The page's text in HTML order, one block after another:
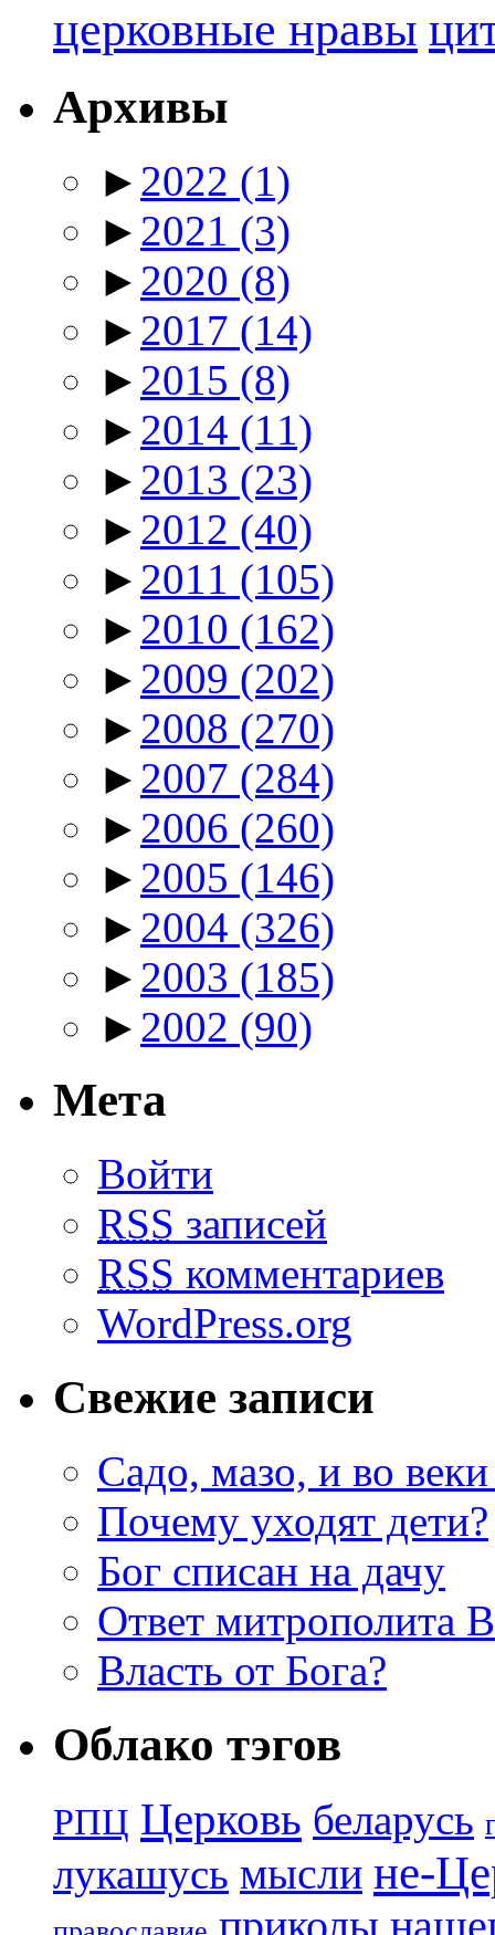
церковные нравы
Архивы
► 2022 (1)
► 2021 (3)
► 2020 (8)
► 2017 (14)
► 2015 (8)
► 2014 (11)
► 2013 (23)
► 2012 (40)
► 2011 (105)
► 2010 (162)
► 2009 (202)
► 2008 (270)
► 2007 (284)
► 2006 (260)
► 2005 (146)
► 2004 (326)
► 2003 (185)
► 2002 (90)
Мета
Войти
RSS записей
RSS комментариев
WordPress.org
Свежие записи
Садо, мазо, и во веки
Почему уходят дети?
Бог списан на дачу
Ответ митрополита
Власть от Бога?
Облако тэгов
РПЦ Церковь беларусь
лукашусь мысли не-